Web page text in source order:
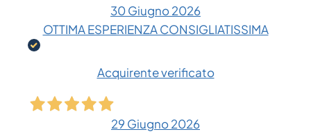
30 Giugno 2026
OTTIMA ESPERIENZA CONSIGLIATISSIMA
Acquirente verificato
29 Giugno 2026